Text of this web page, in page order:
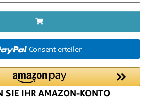
Consent erteilen